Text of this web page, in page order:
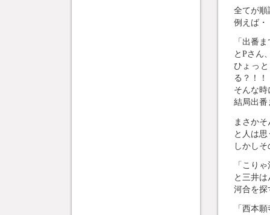
全てが順
例えば・
「出番
とPさん
ひょっ
る？！！
そんな
結局出番
まさか
と人は
しかし
「こり
と三井は
河合を探
「西本